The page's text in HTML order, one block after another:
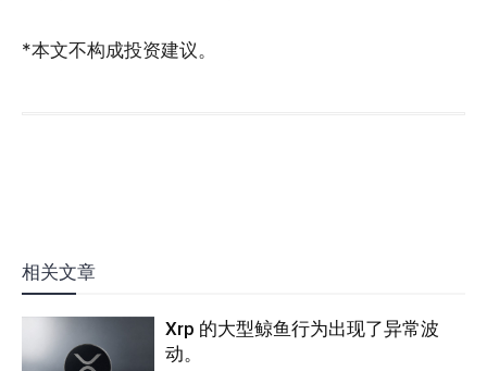
*本文不构成投资建议。
相关文章
Xrp 的大型鲸鱼行为出现了异常波
动。